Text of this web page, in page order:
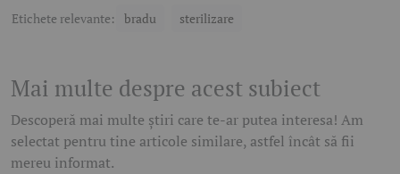
Etichete relevante: bradu sterilizare
Mai multe despre acest subiect
Descoperă mai multe știri care te-ar putea interesa! Am
selectat pentru tine articole similare, astfel încât să fii
mereu informat.